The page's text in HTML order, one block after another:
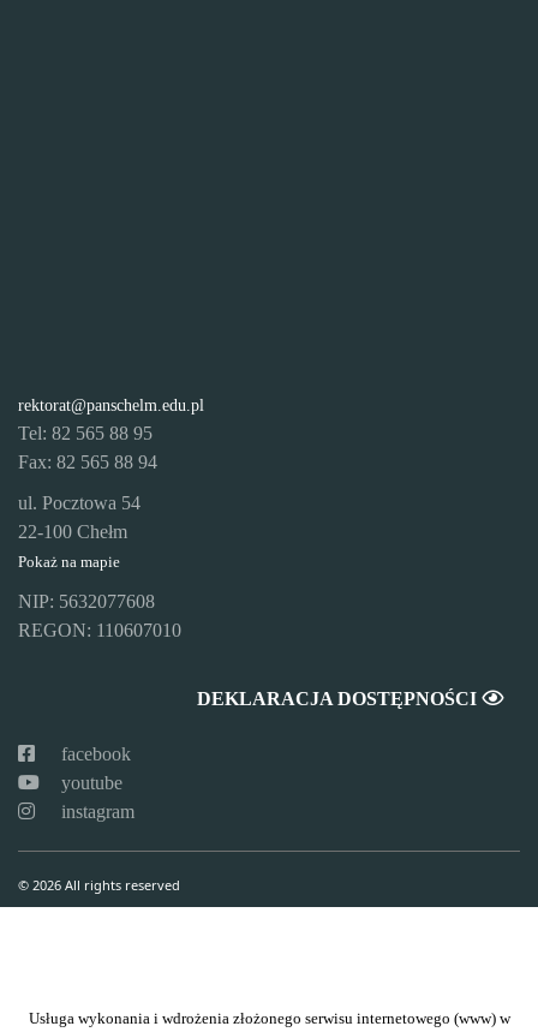
rektorat@panschelm.edu.pl
Tel: 82 565 88 95
Fax: 82 565 88 94
ul. Pocztowa 54
22-100 Chełm
Pokaż na mapie
NIP: 5632077608
REGON: 110607010
DEKLARACJA DOSTĘPNOŚCI
facebook
youtube
instagram
© 2026 All rights reserved
Usługa wykonania i wdrożenia złożonego serwisu internetowego (www) w